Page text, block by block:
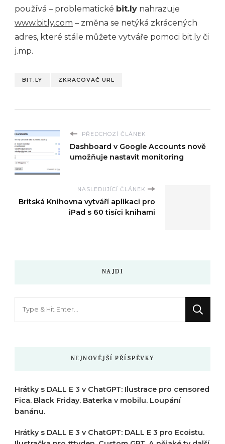
používá – problematické bit.ly nahrazuje
www.bitly.com – změna se netýká zkrácených
adres, které stále můžete vytváře pomoci bit.ly či
j.mp.
BIT.LY ZKRACOVAČ URL
PŘEDCHOZÍ ČLÁNEK
Dashboard v Google Accounts nově
umožňuje nastavit monitoring
NASLEDUJÍCÍ ČLÁNEK
Britská Knihovna vytváří aplikaci pro
iPad s 60 tisíci knihami
NAJDI
NEJNOVĚJŠÍ PŘÍSPĚVKY
Hrátky s DALL E 3 v ChatGPT: Ilustrace pro censored
Fica. Black Friday. Baterka v mobilu. Loupání
banánu.
Hrátky s DALL E 3 v ChatGPT: DALL E 3 pro Ecoistu.